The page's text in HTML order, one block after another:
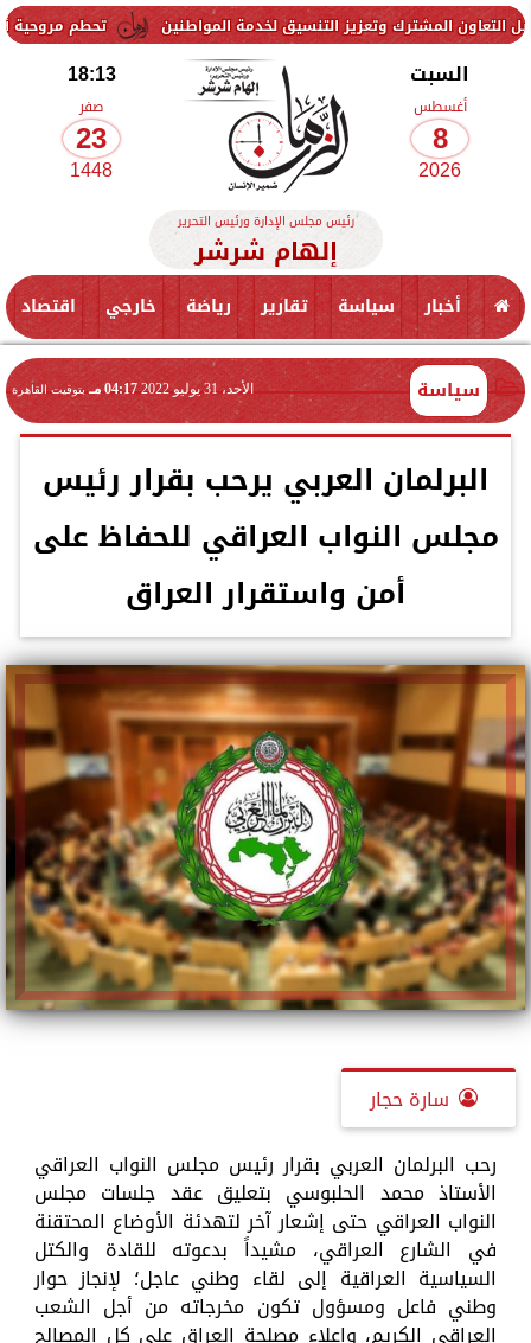
تحطم مروحية أثناء مكافحة وتعزيز التنسيق لخدمة المواطنين
السبت
أغسطس
8
2026
18:13
صفر
23
1448
رئيس مجلس الإدارة ورئيس التحرير
إلهام شرشر
أخبار سياسة تقارير رياضة خارجي اقتصاد
سياسة الأحد، 31 يوليو 2022 04:17 مـ بتوقيت القاهرة
البرلمان العربي يرحب بقرار رئيس
مجلس النواب العراقي للحفاظ على
أمن واستقرار العراق
سارة حجار
رحب البرلمان العربي بقرار رئيس مجلس النواب العراقي
الأستاذ محمد الحلبوسي بتعليق عقد جلسات مجلس
النواب العراقي حتى إشعار آخر لتهدئة الأوضاع المحتقنة
في الشارع العراقي، مشيداً بدعوته للقادة والكتل
السياسية العراقية إلى لقاء وطني عاجل؛ لإنجاز حوار
وطني فاعل ومسؤول تكون مخرجاته من أجل الشعب
العراقي الكريم، وإعلاء مصلحة العراق على كل المصالح